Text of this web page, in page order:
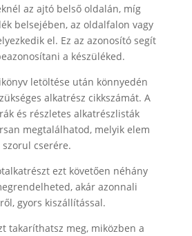
az ajtó belső oldalán, míg
belsejében, az oldalfalon vagy
el. Ez az azonosító segít
a készüléked.
letöltése után könnyedén
alkatrész cikkszámát. A
és részletes alkatrészlisták
megtalálhatod, melyik elem
szorul cserére.
ezt követően néhány
akár azonnali
gyors kiszállítással.
takaríthatsz meg, miközben a